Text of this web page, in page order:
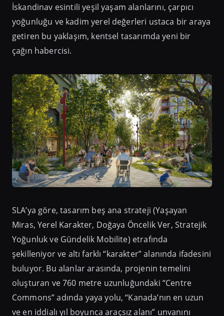
İskandinav esintili yeşil yaşam alanlarını, çarpıcı
yoğunluğu ve kadim yerel değerleri ustaca bir araya
getiren bu yaklaşım, kentsel tasarımda yeni bir
çağın habercisi.
SLA’ya göre, tasarım beş ana strateji (Yaşayan
Miras, Yerel Karakter, Doğaya Öncelik Ver, Stratejik
Yoğunluk ve Gündelik Mobilite) etrafında
şekilleniyor ve altı farklı “karakter” alanında ifadesini
buluyor. Bu alanlar arasında, projenin temelini
oluşturan ve 760 metre uzunluğundaki “Centre
Commons” adında yaya yolu, “Kanada’nın en uzun
ve en iddialı yıl boyunca araçsız alanı” unvanını